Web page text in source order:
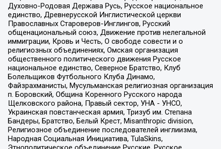
Духовно-Родовая Держава Русь, Русское национальное
единство, Древнерусской Инглистической церкви
Православных Староверов-Инглингов, Русский
общенациональный союз, Движение против нелегальной
иммиграции, Кровь и Честь, О свободе совести и о
религиозных объединениях, Омская организация
общественного политического движения Русское
национальное единство, Северное Братство, Клуб
Болельщиков Футбольного Клуба Динамо,
Файзрахманисты, Мусульманская религиозная организация
п. Боровский, Община Коренного Русского народа
Щелковского района, Правый сектор, УНА - УНСО,
Украинская повстанческая армия, Тризуб им. Степана
Бандеры, Братство, Белый Крест, Misanthropic division,
Религиозное объединение последователей инглиизма,
Народная Социальная Инициатива, TulaSkins,